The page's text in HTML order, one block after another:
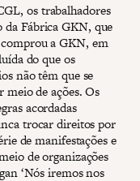
os trabalhadores
Fábrica GKN, que
a GKN, em
do que os
não têm que se
de ações. Os
acordadas
trocar direitos por
de manifestações e
de organizações
‘Nós iremos nos